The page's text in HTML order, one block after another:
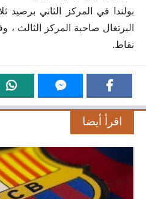
بولندا في المركز الثاني برصيد
البرتغال صاحبة المركز الثالث ،
نقاط.
اقرأ أيضا